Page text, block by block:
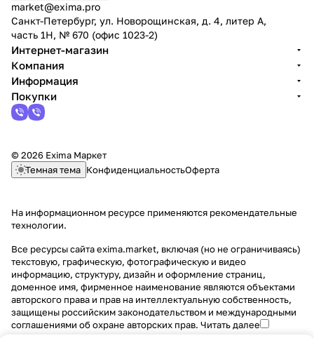
market@exima.pro
Санкт-Петербург, ул. Новорощинская, д. 4, литер А,
часть 1Н, № 670 (офис 1023-2)
Интернет-магазин
Компания
Информация
Покупки
© 2026 Exima Маркет
Темная тема КонфиденциальностьОферта
На информационном ресурсе применяются рекомендательные
технологии.
Все ресурсы сайта exima.market, включая (но не ограничиваясь)
текстовую, графическую, фотографическую и видео
информацию, структуру, дизайн и оформление страниц,
доменное имя, фирменное наименование являются объектами
авторского права и прав на интеллектуальную собственность,
защищены российским законодательством и международными
соглашениями об охране авторских прав. Читать далее